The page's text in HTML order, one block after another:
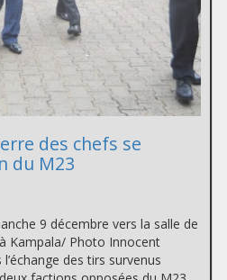
des chefs se
du M23
9 décembre vers la salle de
Kampala/ Photo Innocent
des tirs survenus